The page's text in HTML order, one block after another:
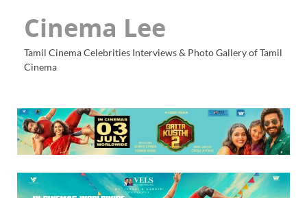
Cinema Lee
Tamil Cinema Celebrities Interviews & Photo Gallery of Tamil
Cinema